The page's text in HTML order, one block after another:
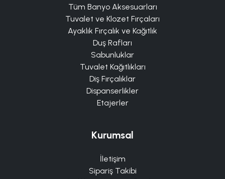
Tüm Banyo Aksesuarları
Tuvalet ve Klozet Fırçaları
Ayaklık Fırçalık ve Kağıtlık
Duş Rafları
Sabunluklar
Tuvalet Kağıtlıkları
Diş Fırçalıklar
Dispanserlikler
Etajerler
Kurumsal
İletişim
Sipariş Takibi